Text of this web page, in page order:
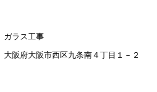
ガラス工事
大阪府大阪市西区九条南４丁目１－２